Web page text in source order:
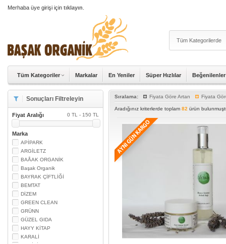
Merhaba üye girişi için tıklayın
Tüm Kategoriler Markalar En Yeniler Süper Hızlılar Beğenilenler
Sonuçları Filtreleyin
Fiyat Aralığı 0 TL - 150 TL
Marka
APİPARK
ARGİLETZ
BAÅAK ORGANİK
Başak Organik
BAYRAK ÇİFTLİĞİ
BEMTAT
DİZEM
GREEN CLEAN
GRÜNN
GÜZEL GIDA
HAYY KİTAP
KARALİ
Sıralama: Fiyata Göre Artan Fiyata
Aradığınız kriterlerde toplam 82 ürün